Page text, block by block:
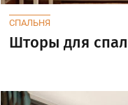
СПАЛЬНЯ
Шторы для